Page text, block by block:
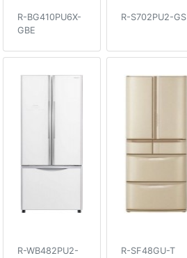
R-BG410PU6X-
GBE
R-S702PU2-GS
R-WB482PU2-
R-SF48GU-T